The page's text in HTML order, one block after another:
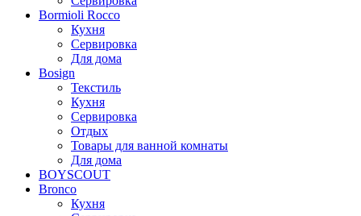
Bormioli Rocco
Кухня
Сервировка
Для дома
Bosign
Текстиль
Кухня
Сервировка
Отдых
Товары для ванной комнаты
Для дома
BOYSCOUT
Bronco
Кухня